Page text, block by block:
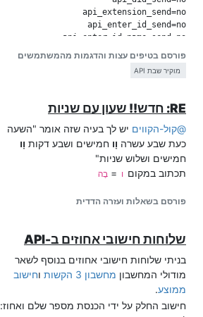
בהנאה!!!
פורסם בטיפים עצות והדגמות מהמשתמשים
מוקיר שבת API
RE: חדש!! שעון עם שניות
@קול-הקווים יש לך בעיה שזה אומר "השעה
כעת שבע עשרה וָו חמישים ושבע דקות וָו
חמישים ושלוש שניות"
תכתוב במקום ו = בֶה
פורסם בשאלות ועזרה הדדית
שלוחות חישובי אחוזים ב-API
בניתי שלוחות חישובי אחוזים בנוסף לשאר
מודולי המחשבון מחשבון 3 הקשות וחישוב
ממוצע.
חישוב החלק על ידי הכנסת מספר שלם ואחוז: